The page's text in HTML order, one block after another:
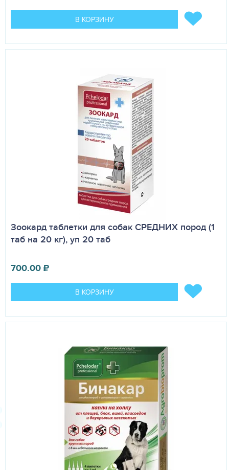
В КОРЗИНУ
Зоокард таблетки для собак СРЕДНИХ пород (1
таб на 20 кг), уп 20 таб
700.00₽
В КОРЗИНУ